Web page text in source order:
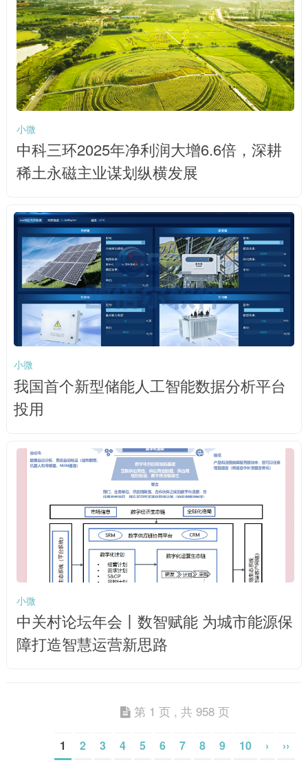
小微
中科三环2025年净利润大增6.6倍，深耕
稀土永磁主业谋划纵横发展
小微
我国首个新型储能人工智能数据分析平台
投用
小微
中关村论坛年会丨数智赋能 为城市能源保
障打造智慧运营新思路
第 1 页 , 共 958 页
1 2 3 4 5 6 7 8 9 10 › ››